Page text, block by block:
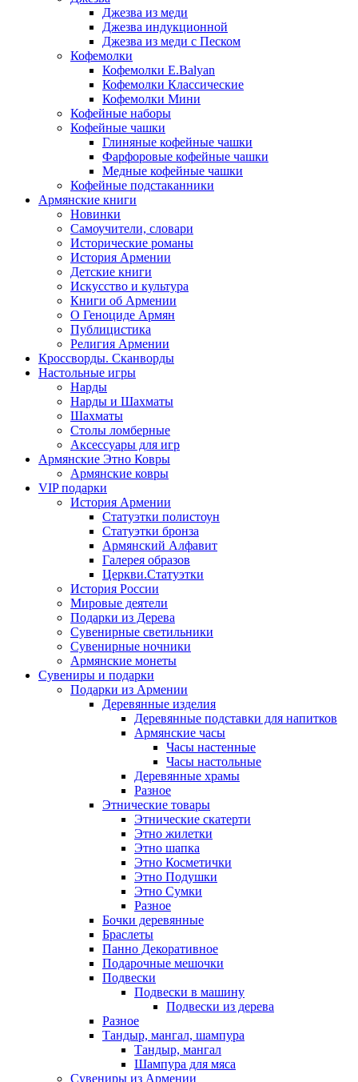
Джезва из меди
Джезва индукционной
Джезва из меди с Песком
Кофемолки
Кофемолки E.Balyan
Кофемолки Классические
Кофемолки Мини
Кофейные наборы
Кофейные чашки
Глиняные кофейные чашки
Фарфоровые кофейные чашки
Медные кофейные чашки
Кофейные подстаканники
Армянские книги
Новинки
Самоучители, словари
Исторические романы
История Армении
Детские книги
Иcкусство и культура
Книги об Армении
О Геноциде Армян
Публицистика
Религия Армении
Кроссворды. Сканворды
Настольные игры
Нарды
Нарды и Шахматы
Шахматы
Столы ломберные
Аксессуары для игр
Армянские Этно Ковры
Армянские ковры
VIP подарки
История Армении
Статуэтки полистоун
Статуэтки бронза
Армянский Алфавит
Галерея образов
Церкви.Статуэтки
История России
Мировые деятели
Подарки из Дерева
Сувенирные светильники
Сувенирные ночники
Армянские монеты
Сувениры и подарки
Подарки из Армении
Деревянные изделия
Деревянные подставки для напитков
Армянские часы
Часы настенные
Часы настольные
Деревянные храмы
Разное
Этнические товары
Этнические скатерти
Этно жилетки
Этно шапка
Этно Косметички
Этно Подушки
Этно Сумки
Разное
Бочки деревянные
Браслеты
Панно Декоративное
Подарочные мешочки
Подвески
Подвески в машину
Подвески из дерева
Разное
Тандыр, мангал, шампура
Тандыр, мангал
Шампура для мяса
Сувениры из Армении